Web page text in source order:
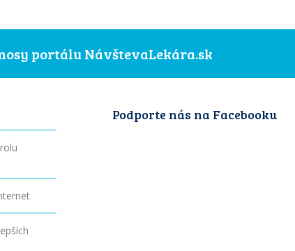
portálu NávštevaLekára.sk
Podporte nás na Facebooku